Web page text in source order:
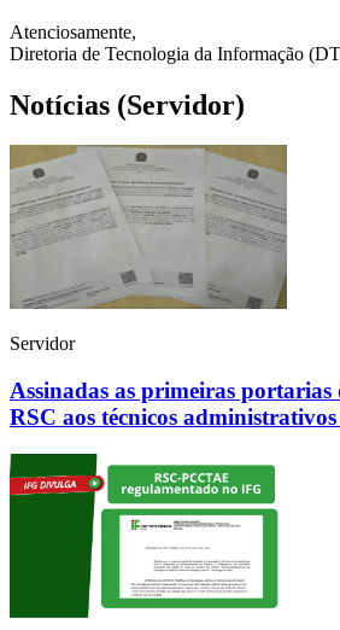
Atenciosamente,
Diretoria de Tecnologia da Informação
Notícias (Servidor)
Servidor
Assinadas as primeiras portarias
RSC aos técnicos